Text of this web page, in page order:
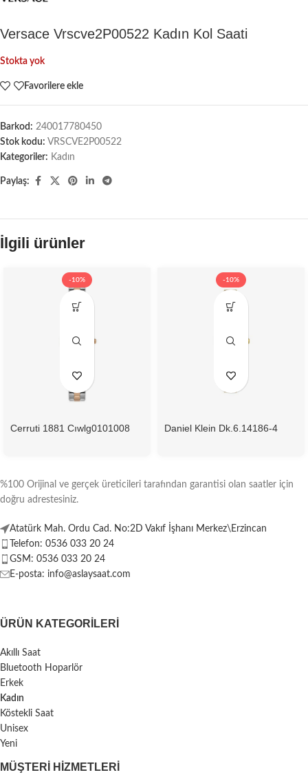
Versace Vrscve2P00522 Kadın Kol Saati
Stokta yok
Favorilere ekle
Barkod: 240017780450
Stok kodu: VRSCVE2P00522
Kategoriler: Kadın
Paylaş:
İlgili ürünler
-10%
Cerruti 1881 Cıwlg0101008
-10%
Daniel Klein Dk.6.14186-4
%100 Orijinal ve gerçek üreticileri tarafından garantisi olan saatler için
doğru adrestesiniz.
Atatürk Mah. Ordu Cad. No:2D Vakıf İşhanı Merkez\Erzincan
Telefon: 0536 033 20 24
GSM: 0536 033 20 24
E-posta: info@aslaysaat.com
ÜRÜN KATEGORILERI
Akıllı Saat
Bluetooth Hoparlör
Erkek
Kadın
Köstekli Saat
Unisex
Yeni
MÜŞTERI HIZMETLERI